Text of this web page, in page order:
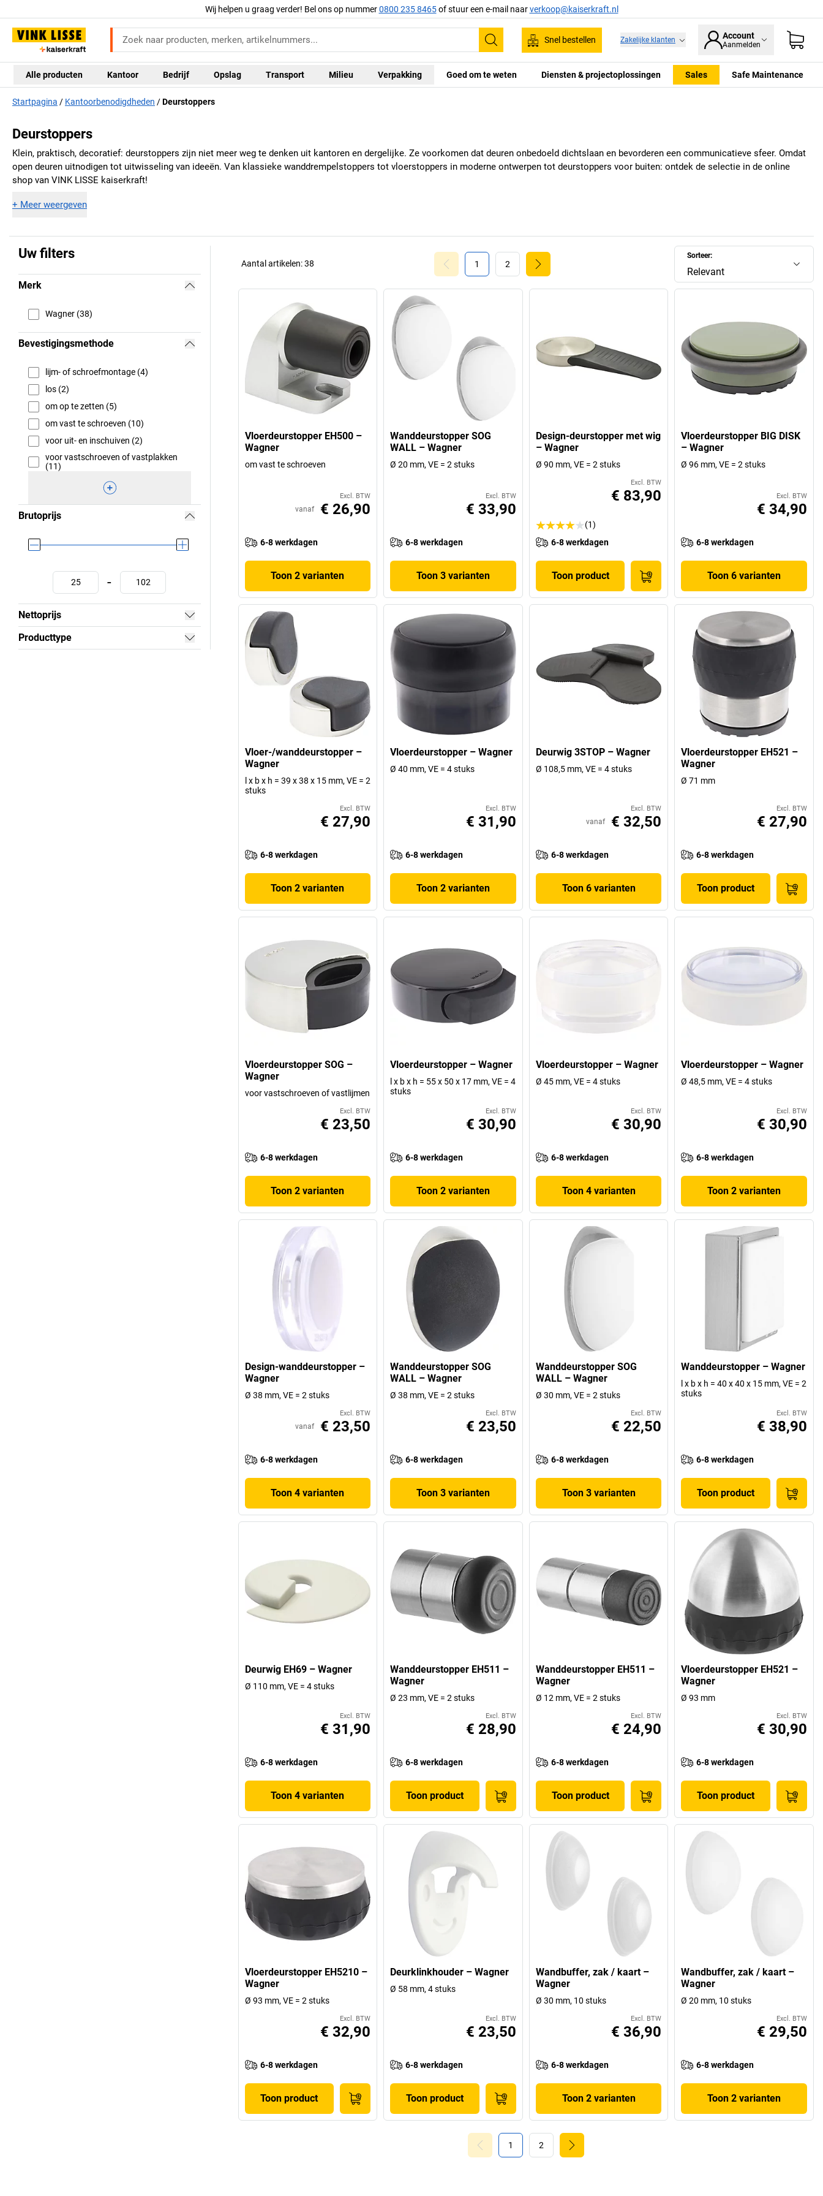
Wij helpen u graag verder! Bel ons op nummer0800 235 8465of stuur een e-mail naarverkoop@kaiserkraft.nl
Zoeken
Snel bestellen Zakelijke klanten Account
Aanmelden
Alle producten Kantoor Bedrijf Opslag Transport Milieu Verpakking Goed om te weten Diensten & projectoplossingen Sales Safe Maintenance
Startpagina Kantoorbenodigdheden Deurstoppers
Deurstoppers
Klein, praktisch, decoratief: deurstoppers zijn niet meer weg te denken uit kantoren en dergelijke. Ze voorkomen dat deuren onbedoeld dichtslaan en bevorderen een communicatieve sfeer. Omdat
open deuren uitnodigen tot uitwisseling van ideeën. Van klassieke wanddrempelstoppers tot vloerstoppers in moderne ontwerpen tot deurstoppers voor buiten: ontdek de selectie in de online
shop van VINK LISSE kaiserkraft!
+ Meer weergeven
Uw filters
Merk
Wagner (38)
Bevestigingsmethode
lijm- of schroefmontage (4)
los (2)
om op te zetten (5)
om vast te schroeven (10)
voor uit- en inschuiven (2)
voor vastschroeven of vastplakken
(11)
Brutoprijs
-
Nettoprijs
Producttype
Sorteer:
Relevant
1 2
Aantal artikelen:38
Vloerdeurstopper EH500 –
Wagner
om vast te schroeven
Excl. BTW
vanaf € 26,90
6-8 werkdagen
Toon 2 varianten
Wanddeurstopper SOG
WALL – Wagner
Ø 20 mm, VE = 2 stuks
Excl. BTW
€ 33,90
6-8 werkdagen
Toon 3 varianten
Design-deurstopper met wig
– Wagner
Ø 90 mm, VE = 2 stuks
Excl. BTW
€ 83,90
(1)
6-8 werkdagen
Toon product
Vloerdeurstopper BIG DISK
– Wagner
Ø 96 mm, VE = 2 stuks
Excl. BTW
€ 34,90
6-8 werkdagen
Toon 6 varianten
Vloer-/wanddeurstopper –
Wagner
l x b x h = 39 x 38 x 15 mm, VE = 2
stuks
Excl. BTW
€ 27,90
6-8 werkdagen
Toon 2 varianten
Vloerdeurstopper – Wagner
Ø 40 mm, VE = 4 stuks
Excl. BTW
€ 31,90
6-8 werkdagen
Toon 2 varianten
Deurwig 3STOP – Wagner
Ø 108,5 mm, VE = 4 stuks
Excl. BTW
vanaf € 32,50
6-8 werkdagen
Toon 6 varianten
Vloerdeurstopper EH521 –
Wagner
Ø 71 mm
Excl. BTW
€ 27,90
6-8 werkdagen
Toon product
Vloerdeurstopper SOG –
Wagner
voor vastschroeven of vastlijmen
Excl. BTW
€ 23,50
6-8 werkdagen
Toon 2 varianten
Vloerdeurstopper – Wagner
l x b x h = 55 x 50 x 17 mm, VE = 4
stuks
Excl. BTW
€ 30,90
6-8 werkdagen
Toon 2 varianten
Vloerdeurstopper – Wagner
Ø 45 mm, VE = 4 stuks
Excl. BTW
€ 30,90
6-8 werkdagen
Toon 4 varianten
Vloerdeurstopper – Wagner
Ø 48,5 mm, VE = 4 stuks
Excl. BTW
€ 30,90
6-8 werkdagen
Toon 2 varianten
Design-wanddeurstopper –
Wagner
Ø 38 mm, VE = 2 stuks
Excl. BTW
vanaf € 23,50
6-8 werkdagen
Toon 4 varianten
Wanddeurstopper SOG
WALL – Wagner
Ø 38 mm, VE = 2 stuks
Excl. BTW
€ 23,50
6-8 werkdagen
Toon 3 varianten
Wanddeurstopper SOG
WALL – Wagner
Ø 30 mm, VE = 2 stuks
Excl. BTW
€ 22,50
6-8 werkdagen
Toon 3 varianten
Wanddeurstopper – Wagner
l x b x h = 40 x 40 x 15 mm, VE = 2
stuks
Excl. BTW
€ 38,90
6-8 werkdagen
Toon product
Deurwig EH69 – Wagner
Ø 110 mm, VE = 4 stuks
Excl. BTW
€ 31,90
6-8 werkdagen
Toon 4 varianten
Wanddeurstopper EH511 –
Wagner
Ø 23 mm, VE = 2 stuks
Excl. BTW
€ 28,90
6-8 werkdagen
Toon product
Wanddeurstopper EH511 –
Wagner
Ø 12 mm, VE = 2 stuks
Excl. BTW
€ 24,90
6-8 werkdagen
Toon product
Vloerdeurstopper EH521 –
Wagner
Ø 93 mm
Excl. BTW
€ 30,90
6-8 werkdagen
Toon product
Vloerdeurstopper EH5210 –
Wagner
Ø 93 mm, VE = 2 stuks
Excl. BTW
€ 32,90
6-8 werkdagen
Toon product
Deurklinkhouder – Wagner
Ø 58 mm, 4 stuks
Excl. BTW
€ 23,50
6-8 werkdagen
Toon product
Wandbuffer, zak / kaart –
Wagner
Ø 30 mm, 10 stuks
Excl. BTW
€ 36,90
6-8 werkdagen
Toon 2 varianten
Wandbuffer, zak / kaart –
Wagner
Ø 20 mm, 10 stuks
Excl. BTW
€ 29,50
6-8 werkdagen
Toon 2 varianten
1 2